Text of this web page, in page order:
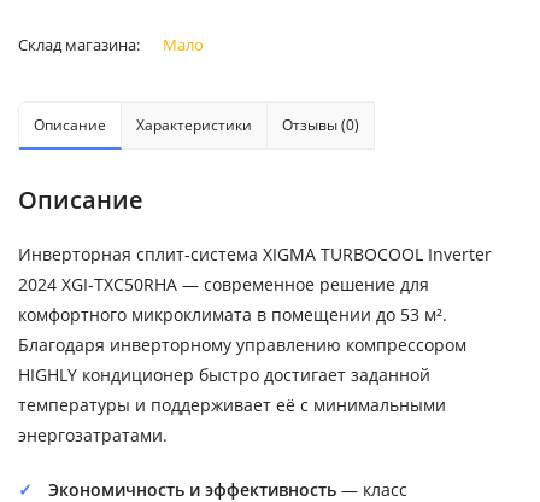
Склад магазина: Мало
Описание Характеристики Отзывы (0)
Описание
Инверторная сплит-система XIGMA TURBOCOOL Inverter
2024 XGI-TXC50RHA — современное решение для
комфортного микроклимата в помещении до 53 м².
Благодаря инверторному управлению компрессором
HIGHLY кондиционер быстро достигает заданной
температуры и поддерживает её с минимальными
энергозатратами.
Экономичность и эффективность — класс